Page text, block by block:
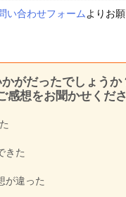
い合わせフォーム よりお
がだったでしょうか
感想をお聞かせくだ
きた
が違った